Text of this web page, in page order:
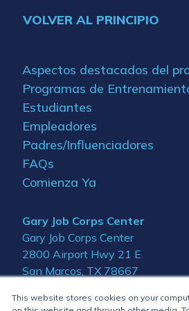
This website stores cookies on your
VOLVER AL PRINCIPIO
Aspectos destacados del
Programas de
Estudiantes
Empleadores
Padres/Influenciadores
FAQs
Comienza Ya
Gary Job Corps Center
Gary Job Corps Center
2800 Airport Hwy 21 E
San Marcos, TX 78667